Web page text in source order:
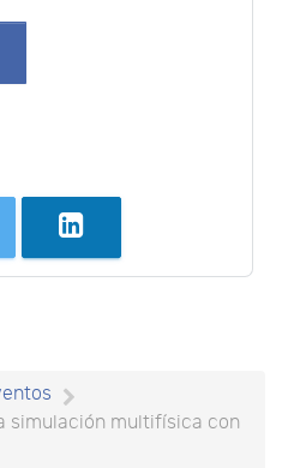
simulación multifísica con